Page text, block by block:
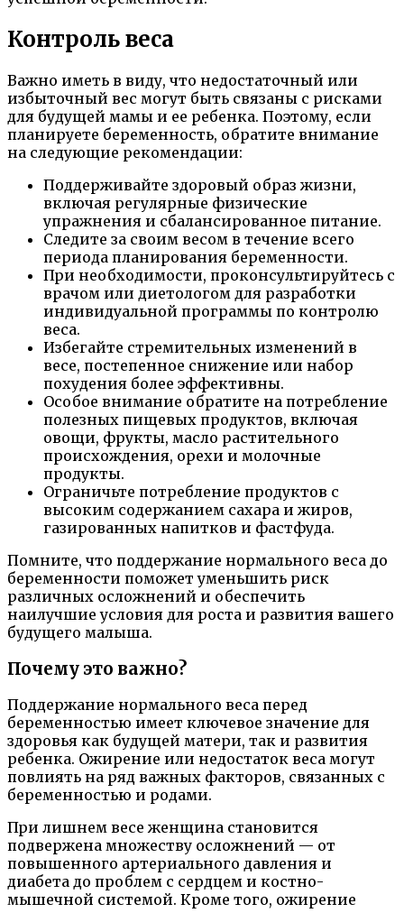
Контроль веса
Важно иметь в виду, что недостаточный или
избыточный вес могут быть связаны с рисками
для будущей мамы и ее ребенка. Поэтому, если
планируете беременность, обратите внимание
на следующие рекомендации:
Поддерживайте здоровый образ жизни,
включая регулярные физические
упражнения и сбалансированное питание.
Следите за своим весом в течение всего
периода планирования беременности.
При необходимости, проконсультируйтесь с
врачом или диетологом для разработки
индивидуальной программы по контролю
веса.
Избегайте стремительных изменений в
весе, постепенное снижение или набор
похудения более эффективны.
Особое внимание обратите на потребление
полезных пищевых продуктов, включая
овощи, фрукты, масло растительного
происхождения, орехи и молочные
продукты.
Ограничьте потребление продуктов с
высоким содержанием сахара и жиров,
газированных напитков и фастфуда.
Помните, что поддержание нормального веса до
беременности поможет уменьшить риск
различных осложнений и обеспечить
наилучшие условия для роста и развития вашего
будущего малыша.
Почему это важно?
Поддержание нормального веса перед
беременностью имеет ключевое значение для
здоровья как будущей матери, так и развития
ребенка. Ожирение или недостаток веса могут
повлиять на ряд важных факторов, связанных с
беременностью и родами.
При лишнем весе женщина становится
подвержена множеству осложнений — от
повышенного артериального давления и
диабета до проблем с сердцем и костно-
мышечной системой. Кроме того, ожирение